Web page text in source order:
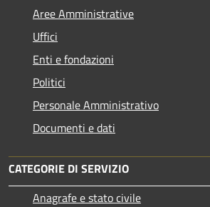
Aree Amministrative
Uffici
Enti e fondazioni
Politici
Personale Amministrativo
Documenti e dati
CATEGORIE DI SERVIZIO
Anagrafe e stato civile